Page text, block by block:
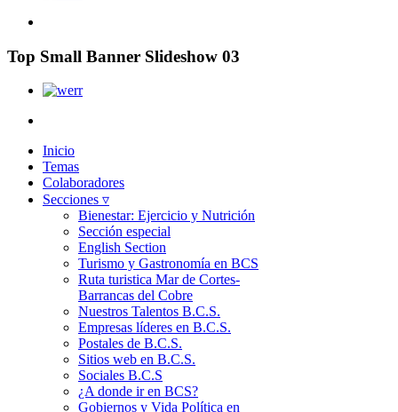
Top Small Banner Slideshow 03
Inicio
Temas
Colaboradores
Secciones ▿
Bienestar: Ejercicio y Nutrición
Sección especial
English Section
Turismo y Gastronomía en BCS
Ruta turistica Mar de Cortes-
Barrancas del Cobre
Nuestros Talentos B.C.S.
Empresas líderes en B.C.S.
Postales de B.C.S.
Sitios web en B.C.S.
Sociales B.C.S
¿A donde ir en BCS?
Gobiernos y Vida Política en